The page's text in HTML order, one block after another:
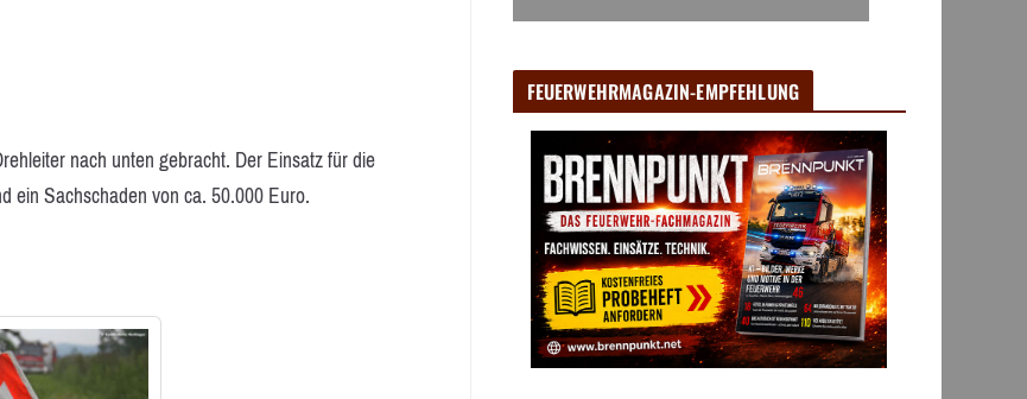
nach unten gebracht. Der Einsatz für die
ein Sachschaden von ca. 50.000 Euro.
FEUERWEHRMAGAZIN-EMPFEHLUNG